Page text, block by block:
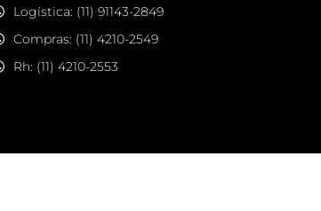
Logística: (11) 91143-2849
Compras: (11) 4210-2549
Rh: (11) 4210-2553